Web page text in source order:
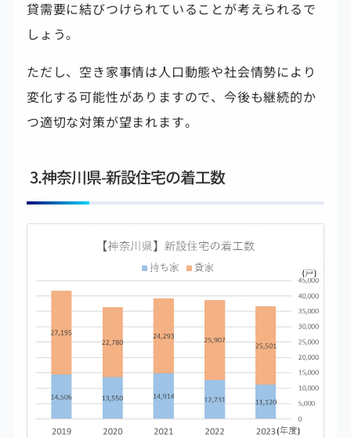
貸需要に結びつけられていることが考えられるで
しょう。
ただし、空き家事情は人口動態や社会情勢により
変化する可能性がありますので、今後も継続的か
つ適切な対策が望まれます。
3.神奈川県-新設住宅の着工数